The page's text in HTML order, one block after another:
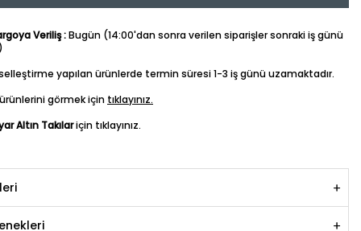
Veriliş :Bugün (14:00'dan sonra verilen siparişler sonraki iş günü
yapılan ürünlerde termin süresi 1-3 iş günü uzamaktadır.
görmek için tıklayınız.
Altın Takılariçin tıklayınız.